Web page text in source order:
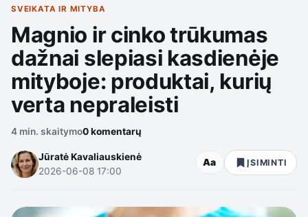
SVEIKATA IR MITYBA
Magnio ir cinko trūkumas
dažnai slepiasi kasdienėje
mityboje: produktai, kurių
verta nepraleisti
4 min. skaitymo0 komentarų
Jūratė Kavaliauskienė
2026-06-08 17:00
Aa ĮSIMINTI